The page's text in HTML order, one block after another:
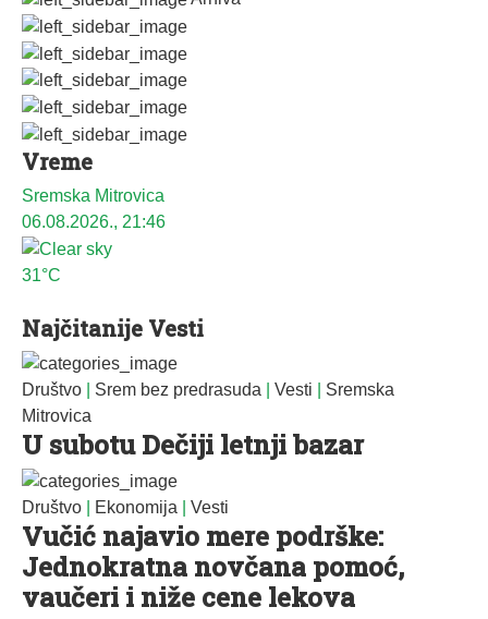
Vreme
Sremska Mitrovica
06.08.2026., 21:46
31°C
Najčitanije Vesti
Društvo Srem bez predrasuda Vesti
Sremska
Mitrovica
U subotu Dečiji letnji bazar
Društvo Ekonomija Vesti
Vučić najavio mere podrške:
Jednokratna novčana pomoć,
vaučeri i niže cene lekova